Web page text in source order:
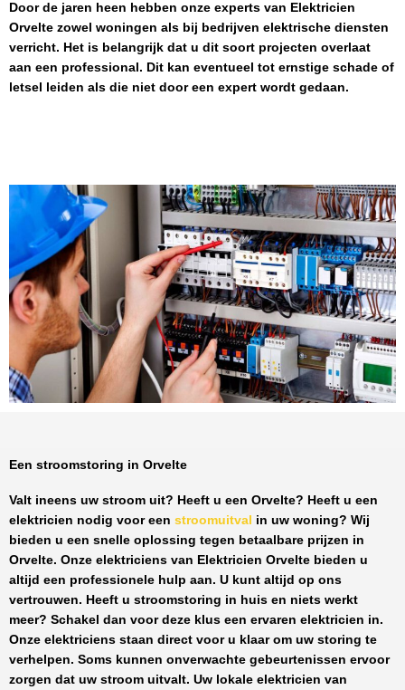
Door de jaren heen hebben onze experts van Elektricien
Orvelte zowel woningen als bij bedrijven elektrische diensten
verricht. Het is belangrijk dat u dit soort projecten overlaat
aan een professional. Dit kan eventueel tot ernstige schade of
letsel leiden als die niet door een expert wordt gedaan.
Een stroomstoring in Orvelte
Valt ineens uw stroom uit? Heeft u een Orvelte? Heeft u een
elektricien nodig voor een stroomuitval in uw woning? Wij
bieden u een snelle oplossing tegen betaalbare prijzen in
Orvelte. Onze elektriciens van Elektricien Orvelte bieden u
altijd een professionele hulp aan. U kunt altijd op ons
vertrouwen. Heeft u stroomstoring in huis en niets werkt
meer? Schakel dan voor deze klus een ervaren elektricien in.
Onze elektriciens staan direct voor u klaar om uw storing te
verhelpen. Soms kunnen onverwachte gebeurtenissen ervoor
zorgen dat uw stroom uitvalt. Uw lokale elektricien van